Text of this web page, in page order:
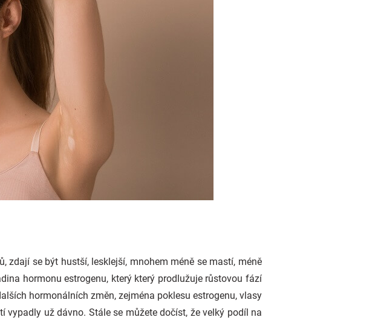
se být hustší, lesklejší, mnohem méně se mastí, méně
hormonu estrogenu, který který prodlužuje růstovou fází
hormonálních změn, zejména poklesu estrogenu, vlasy
už dávno. Stále se můžete dočíst, že velký podíl na